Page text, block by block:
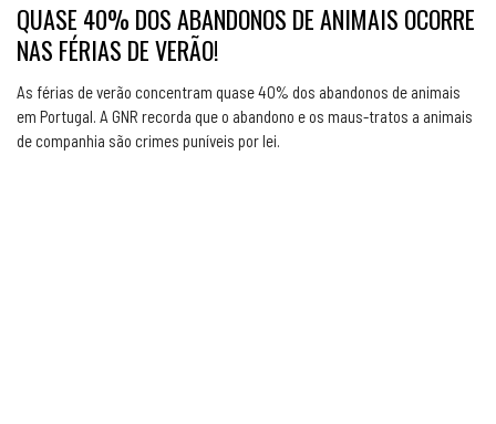
QUASE 40% DOS ABANDONOS DE ANIMAIS OCORRE
NAS FÉRIAS DE VERÃO!
As férias de verão concentram quase 40% dos abandonos de animais
em Portugal. A GNR recorda que o abandono e os maus-tratos a animais
de companhia são crimes puníveis por lei.